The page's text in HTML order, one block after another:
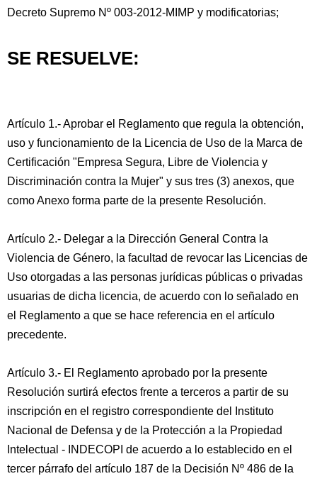
Decreto Supremo Nº 003-2012-MIMP y modificatorias;
SE RESUELVE:
Artículo 1.- Aprobar el Reglamento que regula la obtención,
uso y funcionamiento de la Licencia de Uso de la Marca de
Certificación "Empresa Segura, Libre de Violencia y
Discriminación contra la Mujer" y sus tres (3) anexos, que
como Anexo forma parte de la presente Resolución.
Artículo 2.- Delegar a la Dirección General Contra la
Violencia de Género, la facultad de revocar las Licencias de
Uso otorgadas a las personas jurídicas públicas o privadas
usuarias de dicha licencia, de acuerdo con lo señalado en
el Reglamento a que se hace referencia en el artículo
precedente.
Artículo 3.- El Reglamento aprobado por la presente
Resolución surtirá efectos frente a terceros a partir de su
inscripción en el registro correspondiente del Instituto
Nacional de Defensa y de la Protección a la Propiedad
Intelectual - INDECOPI de acuerdo a lo establecido en el
tercer párrafo del artículo 187 de la Decisión Nº 486 de la